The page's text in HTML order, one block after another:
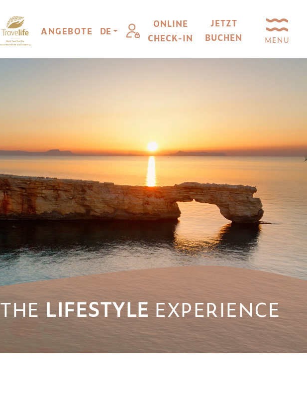
ANGEBOTE DE
ONLINE
CHECK-IN
JETZT
BUCHEN
MENU
THELIFESTYLEEXPERIENCE